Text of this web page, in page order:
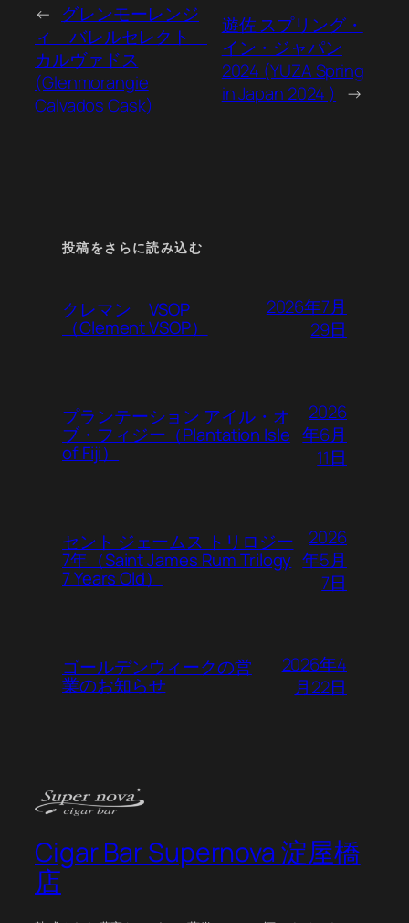
← グレンモーレンジ
ィ バレルセレクト
カルヴァドス
(Glenmorangie
Calvados Cask)
遊佐 スプリング・
イン・ジャパン
2024 (YUZA Spring
in Japan 2024 )
→
投稿をさらに読み込む
クレマン VSOP
（Clement VSOP）
2026年7月
29日
プランテーション アイル・オ
ブ・フィジー（Plantation Isle
of Fiji）
2026
年6月
11日
セント ジェームス トリロジー
7年（Saint James Rum Trilogy
7 Years Old）
2026
年5月
7日
ゴールデンウィークの営
業のお知らせ
2026年4
月22日
Cigar Bar Supernova 淀屋橋
店